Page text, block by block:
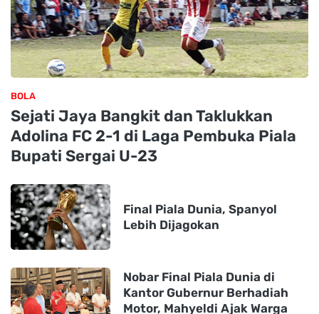
BOLA
Sejati Jaya Bangkit dan Taklukkan
Adolina FC 2-1 di Laga Pembuka Piala
Bupati Sergai U-23
Final Piala Dunia, Spanyol
Lebih Dijagokan
Nobar Final Piala Dunia di
Kantor Gubernur Berhadiah
Motor, Mahyeldi Ajak Warga